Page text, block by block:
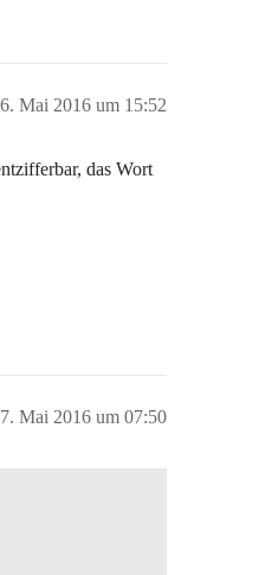
Mai 2016 um 15:52
das Wort
Mai 2016 um 07:50